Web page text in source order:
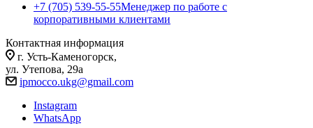
+7 (705) 539-55-55Менеджер по работе с
корпоративными клиентами
Контактная информация
г. Усть-Каменогорск,
ул. Утепова, 29а
ipmocco.ukg@gmail.com
Instagram
WhatsApp